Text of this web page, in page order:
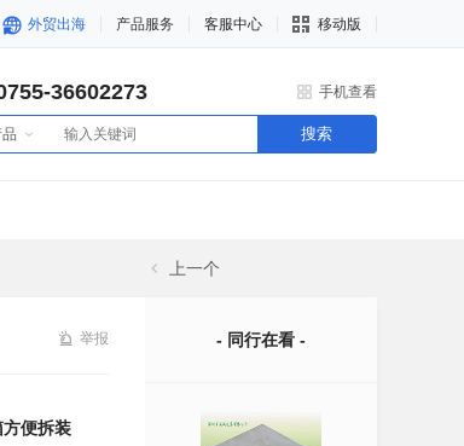
外贸出海 产品服务 客服中心 移动版
36602273 手机查看
搜索
上一个
举报
便拆装
- 同行在看 -